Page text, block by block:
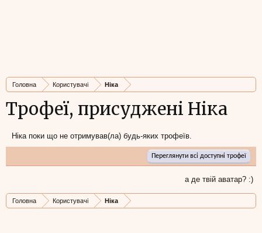
Головна Користувачі Ніка
Трофеї, присуджені Ніка
Ніка поки що не отримував(ла) будь-яких трофеїв.
Переглянути всі доступні трофеї
а де твій аватар? :)
Головна Користувачі Ніка